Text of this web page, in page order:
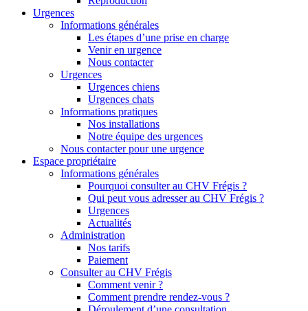
Urgences
Informations générales
Les étapes d’une prise en charge
Venir en urgence
Nous contacter
Urgences
Urgences chiens
Urgences chats
Informations pratiques
Nos installations
Notre équipe des urgences
Nous contacter pour une urgence
Espace propriétaire
Informations générales
Pourquoi consulter au CHV Frégis ?
Qui peut vous adresser au CHV Frégis ?
Urgences
Actualités
Administration
Nos tarifs
Paiement
Consulter au CHV Frégis
Comment venir ?
Comment prendre rendez-vous ?